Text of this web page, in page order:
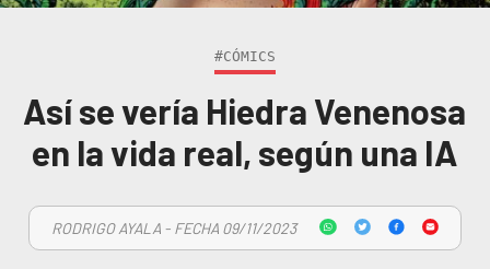
#CÓMICS
Así se vería Hiedra Venenosa
en la vida real, según una IA
RODRIGO AYALA - FECHA 09/11/2023